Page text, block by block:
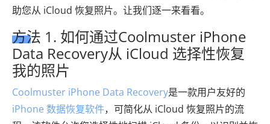
助您从 iCloud 恢复照片。让我们逐一来看看。
方法 1. 如何通过Coolmuster iPhone
Data Recovery从 iCloud 选择性恢复
我的照片
Coolmuster iPhone Data Recovery是一款用户友好的
iPhone 数据恢复软件，可简化从 iCloud 恢复照片的流